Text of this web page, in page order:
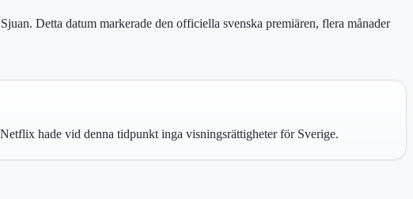
Detta datum markerade den officiella svenska premiären, flera månader
hade vid denna tidpunkt inga visningsrättigheter för Sverige.